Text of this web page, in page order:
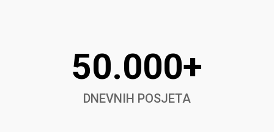
50.000+
DNEVNIH POSJETA